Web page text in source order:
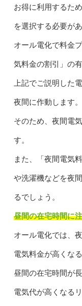
お得に利用するた
を選択する必要が
オール電化で料金
気料金の割引」の有
上記でご説明した
夜間に作動します。
そのため、夜間電
す。
また、「夜間電気
や洗濯機などを夜
るでしょう。
昼間の在宅時間に
オール電化では、
電気料金が高くな
昼間の在宅時間が
電気代が高くなる